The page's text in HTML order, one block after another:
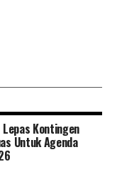
Kontingen
Untuk Agenda